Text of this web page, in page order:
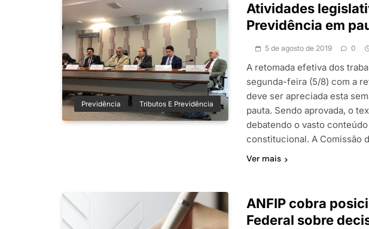
Previdência Tributos E Previdência
Atividades
Previdência em
5 de agosto de 2019 0
A retomada efetiva dos
segunda-feira (5/8) com a
deve ser apreciada esta
pauta. Sendo aprovada, o
debatendo o vasto
constitucional. A Comissão
Ver mais
ANFIP cobra
Federal sobre